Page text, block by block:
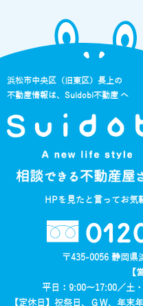
このように提供された個人デー
て管理されることとなります。
サイト管理会社は、そのサービ
ルマガジンなどによる情報提供
事業運営を改善するために、個人
先情報を除く）を利用します。
当社は、サイト管理会社に対し
イバシーに配慮した個人情報の取
ております。
当社は、前項3．の利用目的に記
る場合を除き、お客さま情報を
(2) 法令に基づき開示・提供を求
(3) 人の生命、身体又は財産の保
まの同意を得ることが困難である
(4) 公衆衛生の向上又は児童の健
場合であって、お客さまの同意
(5) 国又は地方公共団体等が公的
浜松市中央区（旧東区）長上の
不動産情報は、Suidobi不動産 へ
HPを見たと言ってお気
〒435-0056 静岡県
【
平日：9:00～17:00／土
【定休日】祝祭日、ＧＷ、年